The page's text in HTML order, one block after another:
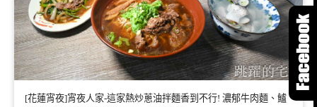
[花蓮宵夜]宵夜人家-這家熱炒蔥油拌麵香到不行! 濃郁牛肉麵、鱸